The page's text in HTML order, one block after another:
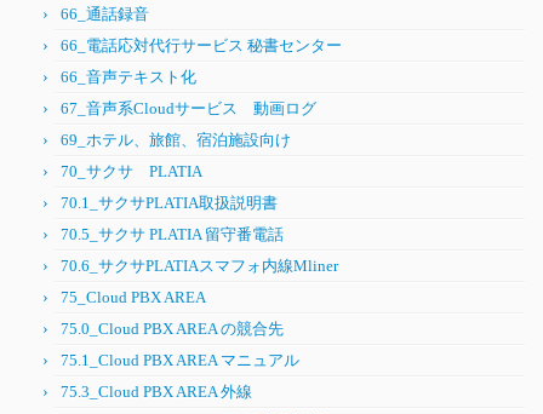
66_通話録音
66_電話応対代行サービス 秘書センター
66_音声テキスト化
67_音声系Cloudサービス 動画ログ
69_ホテル、旅館、宿泊施設向け
70_サクサ PLATIA
70.1_サクサPLATIA取扱説明書
70.5_サクサ PLATIA 留守番電話
70.6_サクサPLATIAスマフォ内線Mliner
75_Cloud PBX AREA
75.0_Cloud PBX AREA の競合先
75.1_Cloud PBX AREA マニュアル
75.3_Cloud PBX AREA 外線